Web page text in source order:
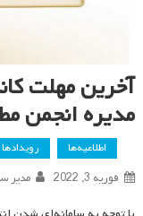
آخرین مهلت
مدیره انجمن
اطلاعیه‌ها رویدادها
فوریه 3, 2022 مدیر